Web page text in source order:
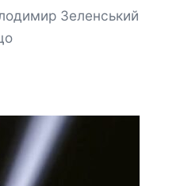
Зеленський